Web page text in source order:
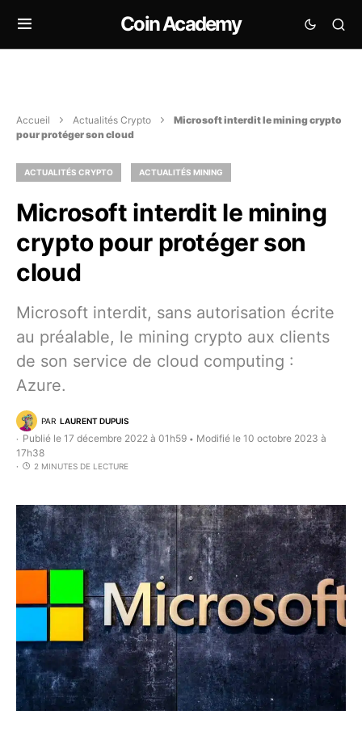
Coin Academy
Accueil Actualités Crypto
Microsoft interdit le mining crypto
pour protéger son cloud
ACTUALITÉS CRYPTO ACTUALITÉS MINING
Microsoft interdit le mining
crypto pour protéger son
cloud
Microsoft interdit, sans autorisation écrite
au préalable, le mining crypto aux clients
de son service de cloud computing :
Azure.
PAR LAURENT DUPUIS
Publié le 17 décembre 2022 à 01h59 • Modifié le 10 octobre 2023 à
17h38
2 MINUTES DE LECTURE